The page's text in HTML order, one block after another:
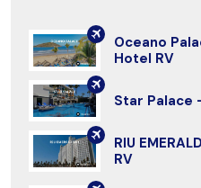
Oceano
Hotel RV
Star Palace
RIU
RV